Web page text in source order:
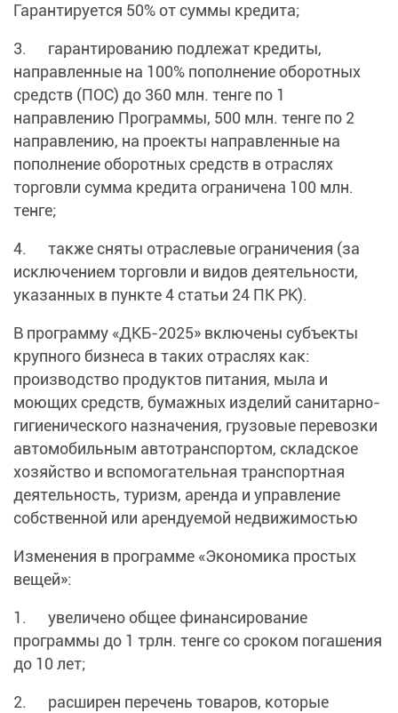
Гарантируется 50% от суммы кредита;
3. гарантированию подлежат кредиты,
направленные на 100% пополнение оборотных
средств (ПОС) до 360 млн. тенге по 1
направлению Программы, 500 млн. тенге по 2
направлению, на проекты направленные на
пополнение оборотных средств в отраслях
торговли сумма кредита ограничена 100 млн.
тенге;
4. также сняты отраслевые ограничения (за
исключением торговли и видов деятельности,
указанных в пункте 4 статьи 24 ПК РК).
В программу «ДКБ-2025» включены субъекты
крупного бизнеса в таких отраслях как:
производство продуктов питания, мыла и
моющих средств, бумажных изделий санитарно-
гигиенического назначения, грузовые перевозки
автомобильным автотранспортом, складское
хозяйство и вспомогательная транспортная
деятельность, туризм, аренда и управление
собственной или арендуемой недвижимостью
Изменения в программе «Экономика простых
вещей»:
1. увеличено общее финансирование
программы до 1 трлн. тенге со сроком погашения
до 10 лет;
2. расширен перечень товаров, которые